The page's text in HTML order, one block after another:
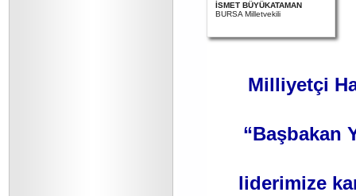
İSMET BÜYÜKATAMAN
BURSA Milletvekili
Milliyetçi
“Başbakan
liderimize